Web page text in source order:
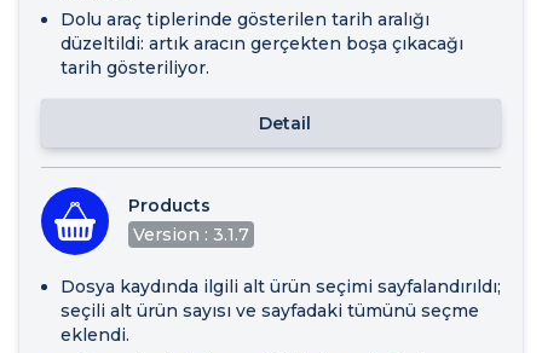
Dolu araç tiplerinde gösterilen tarih aralığı
düzeltildi: artık aracın gerçekten boşa çıkacağı
tarih gösteriliyor.
Detail
Products
Version : 3.1.7
Dosya kaydında ilgili alt ürün seçimi sayfalandırıldı;
seçili alt ürün sayısı ve sayfadaki tümünü seçme
eklendi.